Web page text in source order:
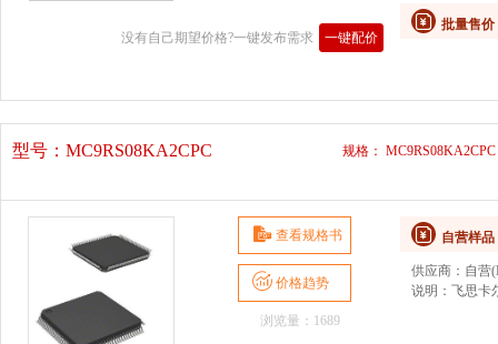
没有自己期望价格?一键发布需求 一键配价
批量售价
型号： MC9RS08KA2CPC 规格： MC9RS08KA2CPC
查看规格书
价格趋势
浏览量：1689
自营样品
供应商： 自营
说明： 飞思卡